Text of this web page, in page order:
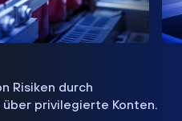
Risiken durch
privilegierte Konten.